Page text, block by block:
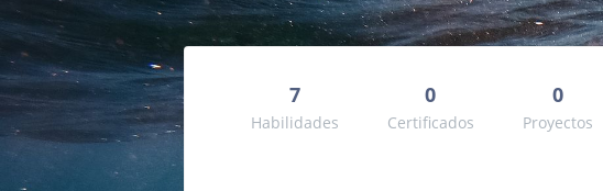
7
Habilidades
0
Certificados
0
Proyectos